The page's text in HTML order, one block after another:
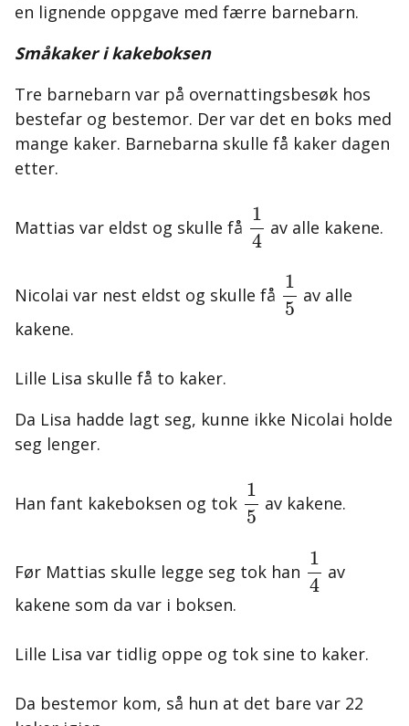
en lignende oppgave med færre barnebarn.
Småkaker i kakeboksen
Tre barnebarn var på overnattingsbesøk hos
bestefar og bestemor. Der var det en boks med
mange kaker. Barnebarna skulle få kaker dagen
etter.
Mattias var eldst og skulle få
1
4
1
av alle kakene.
Nicolai var nest eldst og skulle få
1
5
1
av alle
kakene.
Lille Lisa skulle få to kaker.
Da Lisa hadde lagt seg, kunne ikke Nicolai holde
seg lenger.
Han fant kakeboksen og tok
1
5
1
av kakene.
Før Mattias skulle legge seg tok han
1
4
1
av
kakene som da var i boksen.
Lille Lisa var tidlig oppe og tok sine to kaker.
Da bestemor kom, så hun at det bare var 22